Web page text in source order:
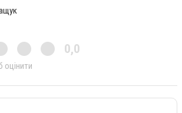
0,0
оцінити